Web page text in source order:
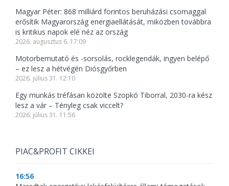
Magyar Péter: 868 milliárd forintos beruházási csomaggal
erősítik Magyarország energiaellátását, miközben továbbra
is kritikus napok elé néz az ország
2026. augusztus 6. 17:09
Motorbemutató és -sorsolás, rocklegendák, ingyen belépő
– ez lesz a hétvégén Diósgyőrben
2026. július 31. 12:10
Egy munkás tréfásan közölte Szopkó Tiborral, 2030-ra kész
lesz a vár – Tényleg csak viccelt?
2026. július 31. 11:56
PIAC&PROFIT CIKKEI
16:56